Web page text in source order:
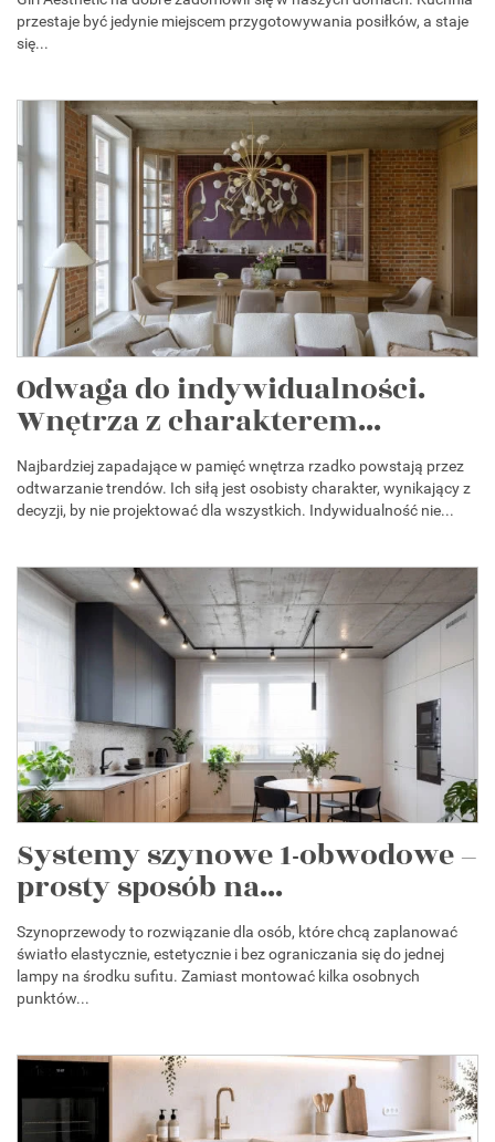
przestaje być jedynie miejscem przygotowywania posiłków, a staje
się...
Odwaga do indywidualności.
Wnętrza z charakterem...
Najbardziej zapadające w pamięć wnętrza rzadko powstają przez
odtwarzanie trendów. Ich siłą jest osobisty charakter, wynikający z
decyzji, by nie projektować dla wszystkich. Indywidualność nie...
Systemy szynowe 1-obwodowe –
prosty sposób na...
Szynoprzewody to rozwiązanie dla osób, które chcą zaplanować
światło elastycznie, estetycznie i bez ograniczania się do jednej
lampy na środku sufitu. Zamiast montować kilka osobnych
punktów...